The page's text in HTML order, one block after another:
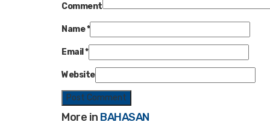
Comment
Name*
Email *
Website
More in BAHASAN